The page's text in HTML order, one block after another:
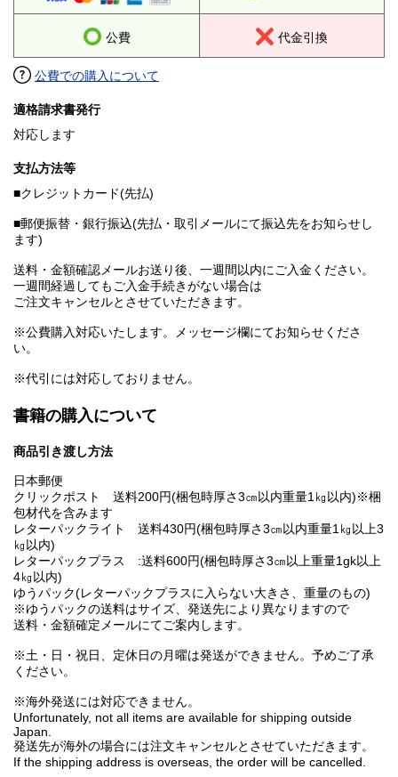
公費 代金引換
公費での購入について
適格請求書発行
対応します
支払方法等
■クレジットカード(先払)
■郵便振替・銀行振込(先払・取引メールにて振込先をお知らせし
ます)
送料・金額確認メールお送り後、一週間以内にご入金ください。
一週間経過してもご入金手続きがない場合は
ご注文キャンセルとさせていただきます。
※公費購入対応いたします。メッセージ欄にてお知らせくださ
い。
※代引には対応しておりません。
書籍の購入について
商品引き渡し方法
日本郵便
クリックポスト 送料200円(梱包時厚さ3㎝以内重量1㎏以内)※梱
包材代を含みます
レターパックライト 送料430円(梱包時厚さ3㎝以内重量1㎏以上3
㎏以内)
レターパックプラス :送料600円(梱包時厚さ3㎝以上重量1gk以上
4㎏以内)
ゆうパック(レターパックプラスに入らない大きさ、重量のもの)
※ゆうパックの送料はサイズ、発送先により異なりますので
送料・金額確定メールにてご案内します。
※土・日・祝日、定休日の月曜は発送ができません。予めご了承
ください。
※海外発送には対応できません。
Unfortunately, not all items are available for shipping outside
Japan.
発送先が海外の場合には注文キャンセルとさせていただきます。
If the shipping address is overseas, the order will be cancelled.